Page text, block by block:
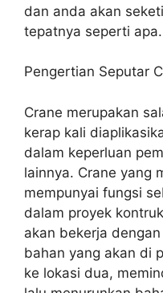
dan anda akan
tepatnya seperti apa.
Pengertian Seputar
Crane merupakan
kerap kali
dalam keperluan
lainnya. Crane yang
mempunyai fungsi
dalam proyek
akan bekerja
bahan yang akan di
ke lokasi dua,